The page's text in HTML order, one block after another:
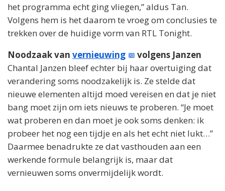
het programma echt ging vliegen,” aldus Tan.
Volgens hem is het daarom te vroeg om conclusies te
trekken over de huidige vorm van RTL Tonight.
Noodzaak van vernieuwing
volgens Janzen
Chantal Janzen bleef echter bij haar overtuiging dat
verandering soms noodzakelijk is. Ze stelde dat
nieuwe elementen altijd moed vereisen en dat je niet
bang moet zijn om iets nieuws te proberen. “Je moet
wat proberen en dan moet je ook soms denken: ik
probeer het nog een tijdje en als het echt niet lukt…”
Daarmee benadrukte ze dat vasthouden aan een
werkende formule belangrijk is, maar dat
vernieuwen soms onvermijdelijk wordt.